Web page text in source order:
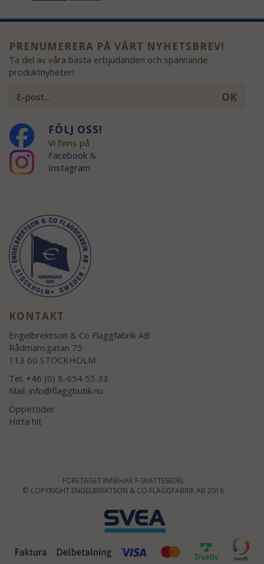
PRENUMERERA PÅ VÅRT NYHETSBREV!
Ta del av våra bästa erbjudanden och spännande
produktnyheter!
OK
FÖLJ OSS!
Vi finns på
Facebook&
Instagram
KONTAKT
Engelbrektson & Co Flaggfabrik AB
Rådmansgatan 75
113 60 STOCKHOLM
Tel: +46 (0) 8-654 55 33
Mail: info@flaggbutik.nu
Öppettider
Hitta hit
FÖRETAGET INNEHAR F-SKATTESEDEL
© COPYRIGHT ENGELBREKTSON & CO FLAGGFABRIK AB 2016